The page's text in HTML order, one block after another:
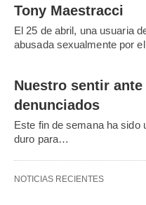
Tony Maestracci
El 25 de abril, una usuaria
abusada sexualmente por
Nuestro sentir
denunciados
Este fin de semana ha sido
duro para…
NOTICIAS RECIENTES